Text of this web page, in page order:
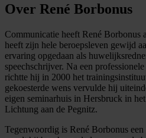
Over René Borbonus
Communicatie heeft René Borbonus
heeft zijn hele beroepsleven gewijd
ervaring opgedaan als
speechschrijver. Na een
richtte hij in 2000 het
gekoesterde wens vervulde hij
eigen seminarhuis in Hersbruck in
Lichtung aan de Pegnitz.
Tegenwoordig is René Borbonus een